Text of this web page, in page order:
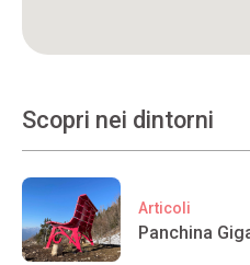
Scopri nei dintorni
Articoli
Panchina